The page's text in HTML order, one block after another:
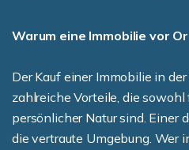
Warum eine Immobilie vor
Der Kauf einer Immobilie in
zahlreiche Vorteile, die
persönlicher Natur sind. Einer
die vertraute Umgebung. Wer